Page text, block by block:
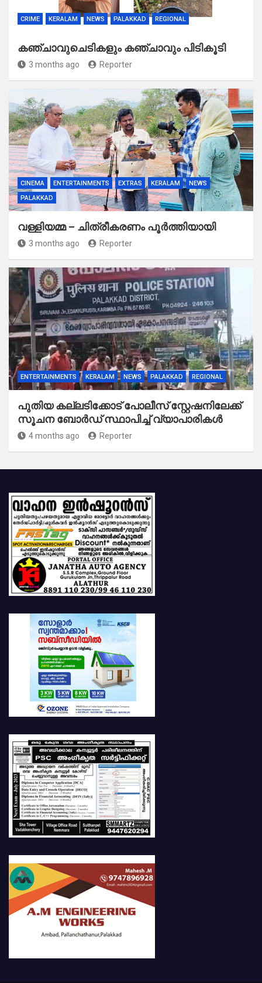
CRIME KERALAM NEWS PALAKKAD REGIONAL
കഞ്ചാവുചെടികളും കഞ്ചാവും പിടികൂടി
3 months ago Reporter
CINEMA ENTERTAINMENTS EXTRAS KERALAM
NEWS
PALAKKAD
വള്ളിയമ്മ – ചിത്രീകരണം പൂർത്തിയായി
3 months ago Reporter
ENTERTAINMENTS KERALAM NEWS PALAKKAD REGIONAL
പുതിയ കല്ലടിക്കോട് പോലീസ് സ്റ്റേഷനിലേക്ക്
സൂചന ബോർഡ് സ്ഥാപിച്ച് വ്യാപാരികൾ
4 months ago Reporter